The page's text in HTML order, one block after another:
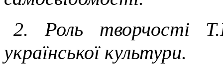
2. Роль творчості
української куль­тури.